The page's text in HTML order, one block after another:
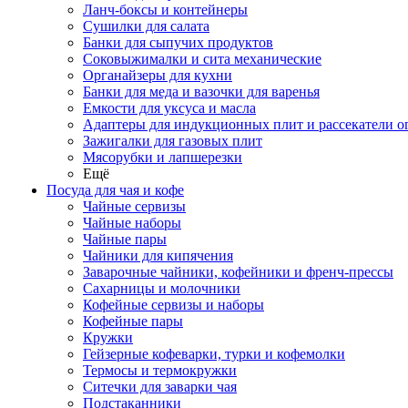
Ланч-боксы и контейнеры
Сушилки для салата
Банки для сыпучих продуктов
Соковыжималки и сита механические
Органайзеры для кухни
Банки для меда и вазочки для варенья
Емкости для уксуса и масла
Адаптеры для индукционных плит и рассекатели
Зажигалки для газовых плит
Мясорубки и лапшерезки
Ещё
Посуда для чая и кофе
Чайные сервизы
Чайные наборы
Чайные пары
Чайники для кипячения
Заварочные чайники, кофейники и френч-прессы
Сахарницы и молочники
Кофейные сервизы и наборы
Кофейные пары
Кружки
Гейзерные кофеварки, турки и кофемолки
Термосы и термокружки
Ситечки для заварки чая
Подстаканники